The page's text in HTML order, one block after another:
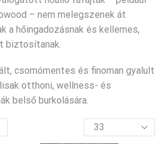
– nem melegszenek át
a hőingadozásnak és kellemes,
biztosítanak.
csomómentes és finoman gyalult
otthoni, wellness- és
belső burkolására.
termék
per